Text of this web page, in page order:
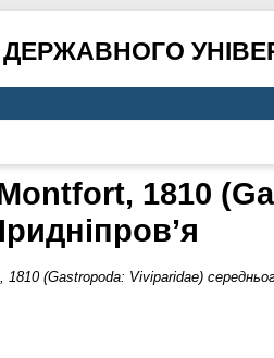
1810
(Gastropoda: Viviparidae)